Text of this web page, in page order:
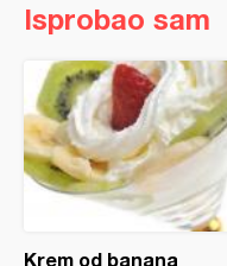
Isprobao sam
Krem od banana